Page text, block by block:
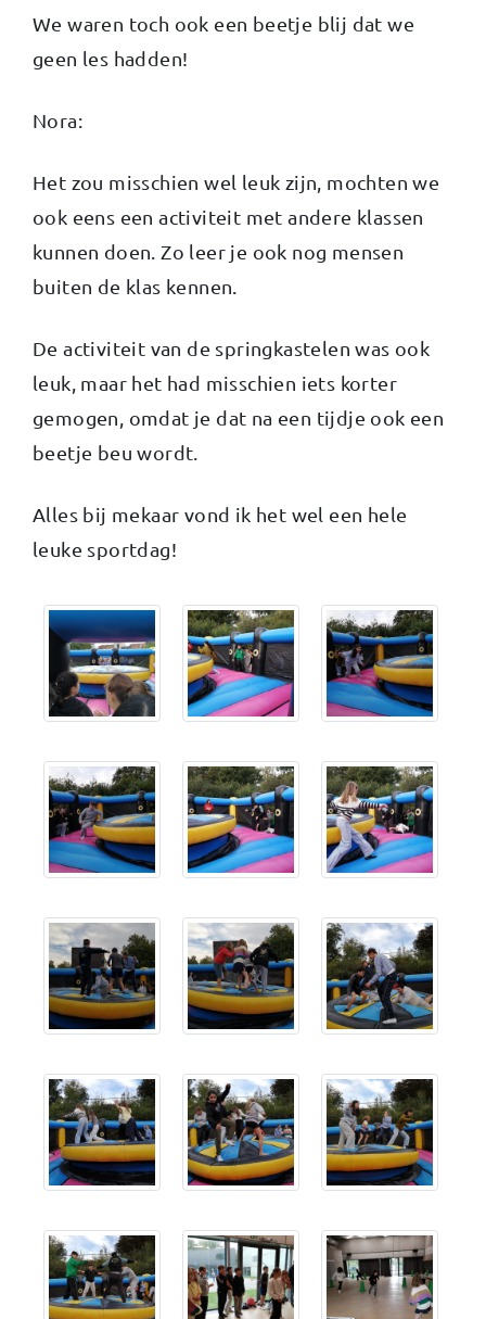
We waren toch ook een beetje blij dat we
geen les hadden!
Nora:
Het zou misschien wel leuk zijn, mochten we
ook eens een activiteit met andere klassen
kunnen doen. Zo leer je ook nog mensen
buiten de klas kennen.
De activiteit van de springkastelen was ook
leuk, maar het had misschien iets korter
gemogen, omdat je dat na een tijdje ook een
beetje beu wordt.
Alles bij mekaar vond ik het wel een hele
leuke sportdag!